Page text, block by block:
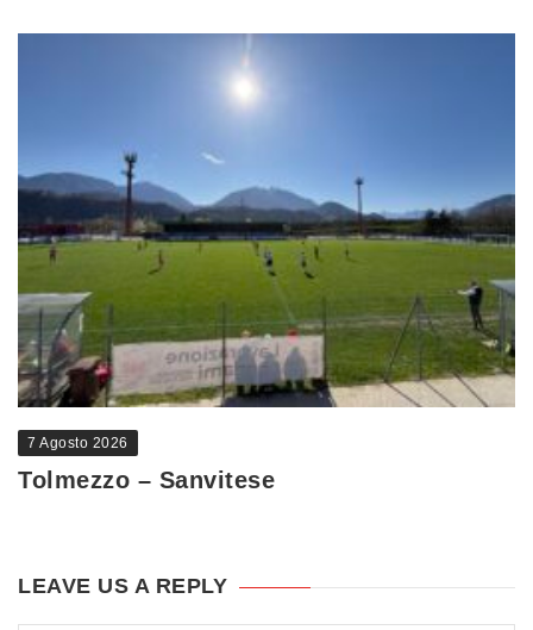
7 Agosto 2026
Tolmezzo – Sanvitese
LEAVE US A REPLY